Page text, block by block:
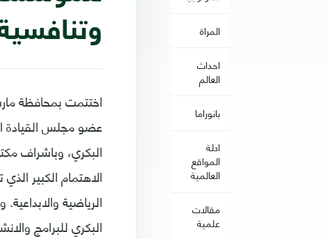
المراة
احداث
العالم
بانوراما
ادلة
المواقع
العالمية
مقالات
علمية
اختتمت بمحافظة
عضو مجلس القيادة
البكري، وباشراف
الاهتمام الكبير
الرياضية
البكري للبرامج